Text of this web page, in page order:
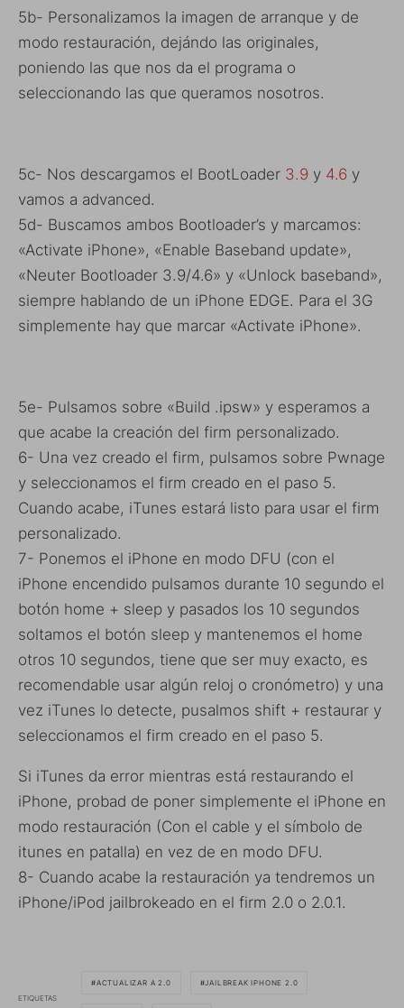
5b- Personalizamos la imagen de arranque y de
modo restauración, dejándo las originales,
poniendo las que nos da el programa o
seleccionando las que queramos nosotros.
5c- Nos descargamos el BootLoader 3.9 y 4.6 y
vamos a advanced.
5d- Buscamos ambos Bootloader’s y marcamos:
«Activate iPhone», «Enable Baseband update»,
«Neuter Bootloader 3.9/4.6» y «Unlock baseband»,
siempre hablando de un iPhone EDGE. Para el 3G
simplemente hay que marcar «Activate iPhone».
5e- Pulsamos sobre «Build .ipsw» y esperamos a
que acabe la creación del firm personalizado.
6- Una vez creado el firm, pulsamos sobre Pwnage
y seleccionamos el firm creado en el paso 5.
Cuando acabe, iTunes estará listo para usar el firm
personalizado.
7- Ponemos el iPhone en modo DFU (con el
iPhone encendido pulsamos durante 10 segundo el
botón home + sleep y pasados los 10 segundos
soltamos el botón sleep y mantenemos el home
otros 10 segundos, tiene que ser muy exacto, es
recomendable usar algún reloj o cronómetro) y una
vez iTunes lo detecte, pusalmos shift + restaurar y
seleccionamos el firm creado en el paso 5.
Si iTunes da error mientras está restaurando el
iPhone, probad de poner simplemente el iPhone en
modo restauración (Con el cable y el símbolo de
itunes en patalla) en vez de en modo DFU.
8- Cuando acabe la restauración ya tendremos un
iPhone/iPod jailbrokeado en el firm 2.0 o 2.0.1.
ETIQUETAS
ACTUALIZAR A 2.0 JAILBREAK IPHONE 2.0